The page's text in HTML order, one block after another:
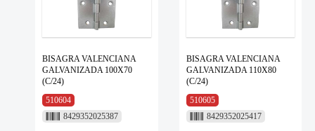
BISAGRA VALENCIANA
GALVANIZADA 100X70
(C/24)
510604
8429352025387
BISAGRA VALENCIANA
GALVANIZADA 110X80
(C/24)
510605
8429352025417